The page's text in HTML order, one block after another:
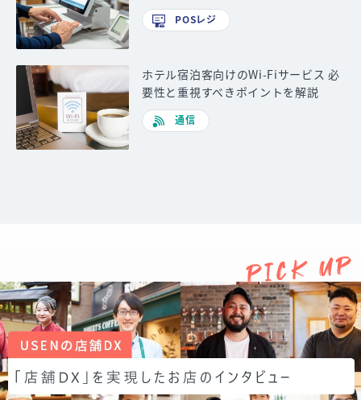
POSレジ
ホテル宿泊客向けのWi-Fiサービス 必
要性と重視すべきポイントを解説
通信